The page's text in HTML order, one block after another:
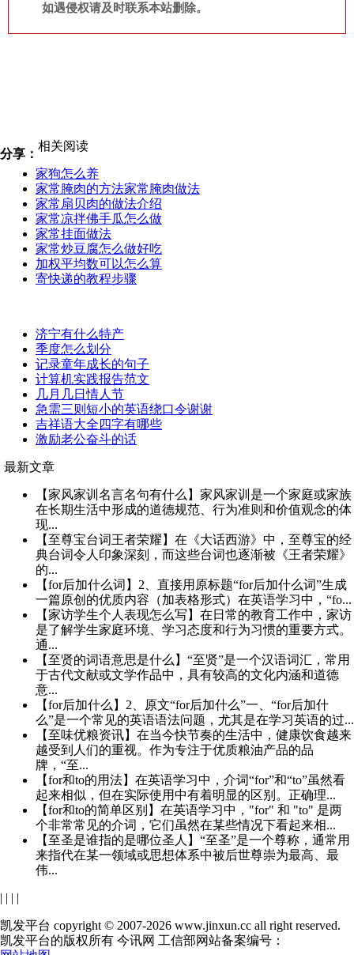
如遇侵权请及时联系本站删除。
分享：
相关阅读
家狗怎么养
家常腌肉的方法家常腌肉做法
家常扇贝肉的做法介绍
家常凉拌佛手瓜怎么做
家常挂面做法
家常炒豆腐怎么做好吃
加权平均数可以怎么算
寄快递的教程步骤
济宁有什么特产
季度怎么划分
记录童年成长的句子
计算机实践报告范文
几月几日情人节
急需三则短小的英语绕口令谢谢
吉祥语大全四字有哪些
激励老公奋斗的话
最新文章
【家风家训名言名句有什么】家风家训是一个家庭或家族
在长期生活中形成的道德规范、行为准则和价值观念的体
现...
【至尊宝台词王者荣耀】在《大话西游》中，至尊宝的经
典台词令人印象深刻，而这些台词也逐渐被《王者荣耀》
的...
【for后加什么词】2、直接用原标题“for后加什么词”生成
一篇原创的优质内容（加表格形式）在英语学习中，“fo...
【家访学生个人表现怎么写】在日常的教育工作中，家访
是了解学生家庭环境、学习态度和行为习惯的重要方式。
通...
【至贤的词语意思是什么】“至贤”是一个汉语词汇，常用
于古代文献或文学作品中，具有较高的文化内涵和道德
意...
【for后加什么】2、原文“for后加什么”一、“for后加什
么”是一个常见的英语语法问题，尤其是在学习英语的过...
【至味优粮资讯】在当今快节奏的生活中，健康饮食越来
越受到人们的重视。作为专注于优质粮油产品的品
牌，“至...
【for和to的用法】在英语学习中，介词“for”和“to”虽然看
起来相似，但在实际使用中有着明显的区别。正确理...
【for和to的简单区别】在英语学习中，"for" 和 "to" 是两
个非常常见的介词，它们虽然在某些情况下看起来相...
【至圣是谁指的是哪位圣人】“至圣”是一个尊称，通常用
来指代在某一领域或思想体系中被后世尊崇为最高、最
伟...
| | | |
凯发平台 copyright © 2007-2026 www.jinxun.cc all right reserved.
凯发平台的版权所有 今讯网 工信部网站备案编号：